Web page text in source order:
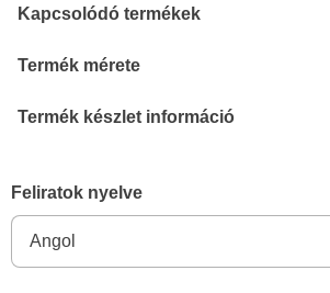
Kapcsolódó termékek
Termék mérete
Termék készlet információ
Feliratok nyelve